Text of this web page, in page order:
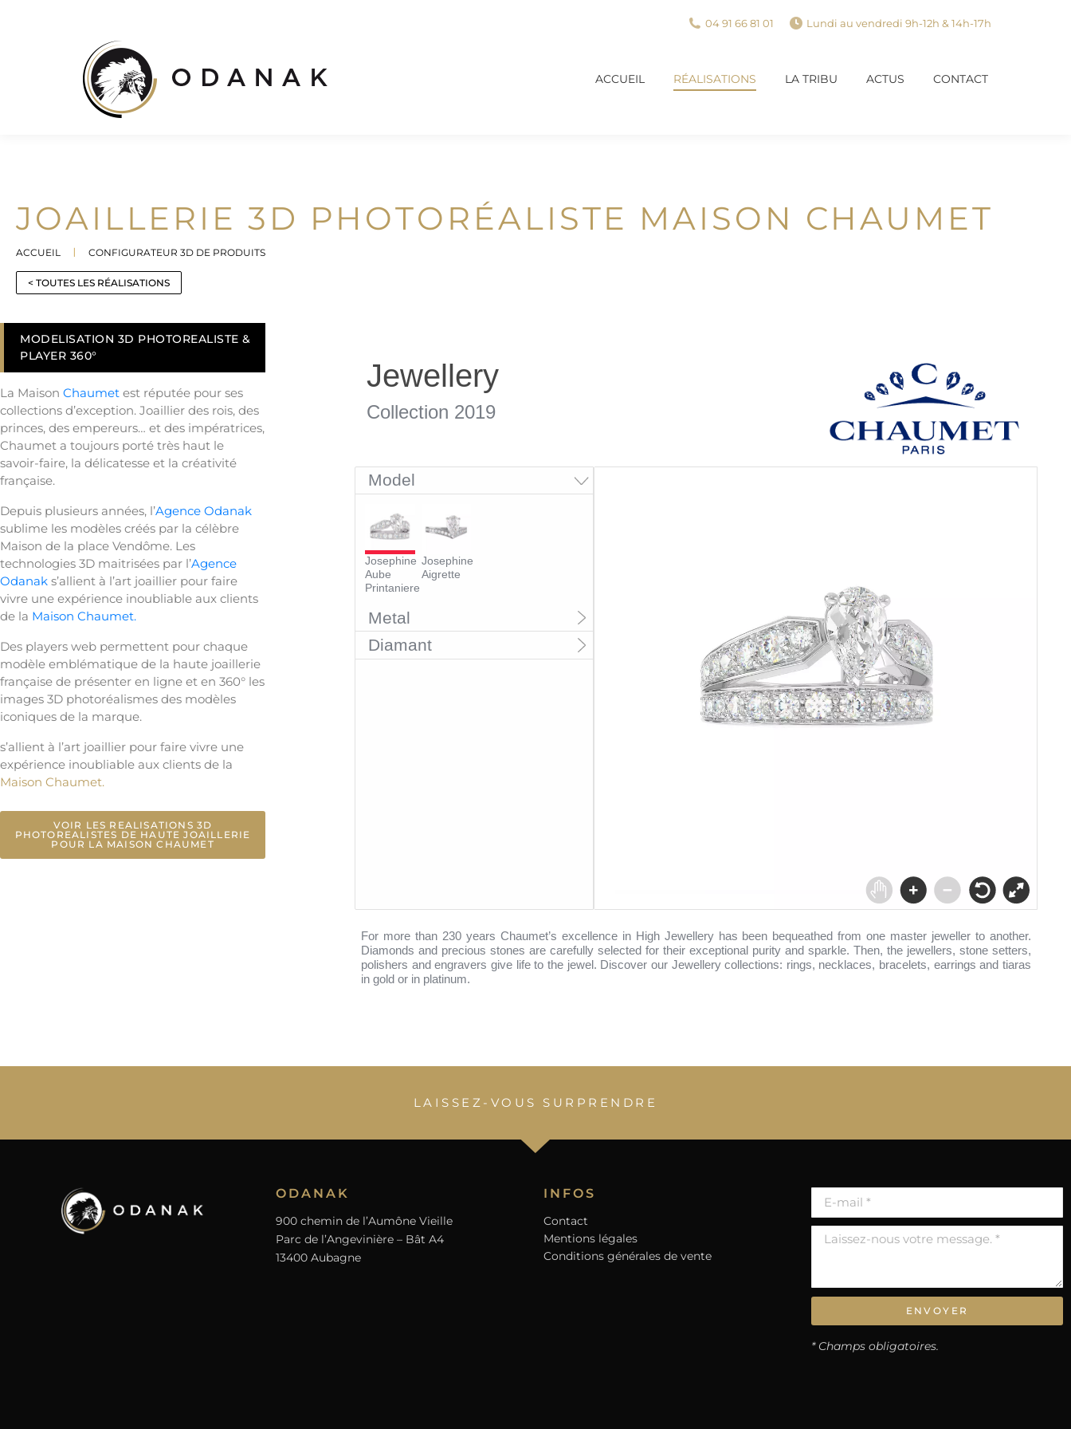
04 91 66 81 01 Lundi au vendredi 9h-12h & 14h-17h
ACCUEIL RÉALISATIONS LA TRIBU ACTUS CONTACT
JOAILLERIE 3D PHOTORÉALISTE MAISON CHAUMET
Vous êtes ici :
ACCUEIL CONFIGURATEUR 3D DE PRODUITS
< TOUTES LES RÉALISATIONS
MODELISATION 3D PHOTOREALISTE &
PLAYER 360°
La Maison Chaumet est réputée pour ses
collections d’exception. Joaillier des rois, des
princes, des empereurs… et des impératrices,
Chaumet a toujours porté très haut le
savoir-faire, la délicatesse et la créativité
française.
Depuis plusieurs années, l’Agence Odanak
sublime les modèles créés par la célèbre
Maison de la place Vendôme. Les
technologies 3D maitrisées par l’Agence
Odanak s’allient à l’art joaillier pour faire
vivre une expérience inoubliable aux clients
de la Maison Chaumet.
Des players web permettent pour chaque
modèle emblématique de la haute joaillerie
française de présenter en ligne et en 360° les
images 3D photoréalismes des modèles
iconiques de la marque.
s’allient à l’art joaillier pour faire vivre une
expérience inoubliable aux clients de la
Maison Chaumet.
VOIR LES REALISATIONS 3D
PHOTOREALISTES DE HAUTE JOAILLERIE
POUR LA MAISON CHAUMET
Jewellery
Collection 2019
Model
Josephine
Aube
Printaniere
Josephine
Aigrette
Metal
Diamant
For more than 230 years Chaumet’s excellence in High Jewellery has been bequeathed from one master jeweller to another.
Diamonds and precious stones are carefully selected for their exceptional purity and sparkle. Then, the jewellers, stone setters,
polishers and engravers give life to the jewel. Discover our Jewellery collections: rings, necklaces, bracelets, earrings and tiaras
in gold or in platinum.
LAISSEZ-VOUS SURPRENDRE
ODANAK
900 chemin de l’Aumône Vieille
Parc de l’Angevinière – Bât A4
13400 Aubagne
INFOS
Contact
Mentions légales
Conditions générales de vente
ENVOYER
* Champs obligatoires.
RÉALISATIONS LA TRIBU